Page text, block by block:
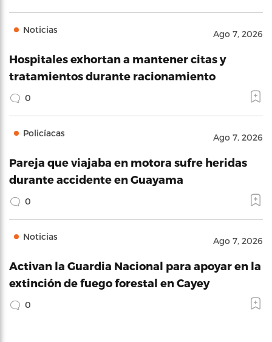
Noticias Ago 7, 2026
Hospitales exhortan a mantener citas y
tratamientos durante racionamiento
0
Policíacas Ago 7, 2026
Pareja que viajaba en motora sufre heridas
durante accidente en Guayama
0
Noticias Ago 7, 2026
Activan la Guardia Nacional para apoyar en la
extinción de fuego forestal en Cayey
0